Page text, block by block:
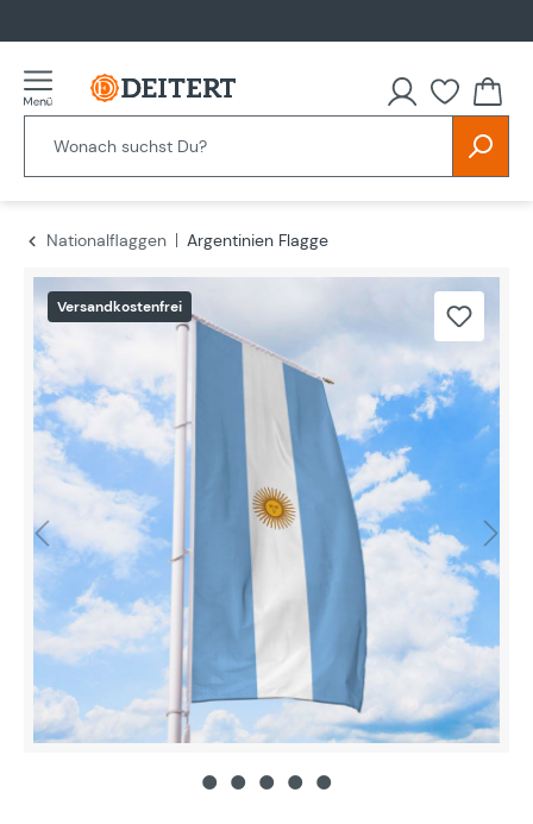
Nationalflaggen
Argentinien Flagge
Bildergalerie überspringen
Versandkostenfrei